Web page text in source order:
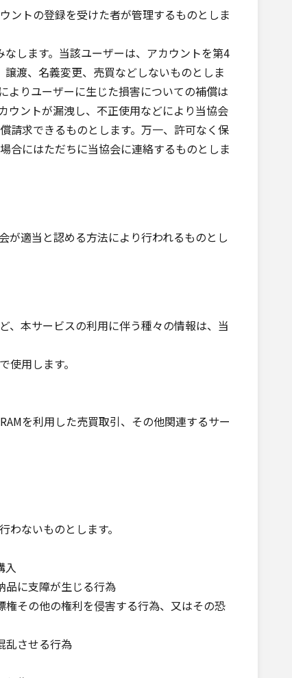
ントの登録を受けた者が管理するものとしま
します。当該ユーザーは、アカウントを第4
渡、名義変更、売買などしないものとしま
よりユーザーに生じた損害についての補償は
ウントが漏洩し、不正使用などにより当協会
請求できるものとします。万一、許可なく保
合にはただちに当協会に連絡するものとしま
適当と認める方法により行われるものとし
、本サービスの利用に伴う種々の情報は、当
用します。
を利用した売買取引、その他関連するサー
ないものとします。
入
品に支障が生じる行為
権その他の権利を侵害する行為、又はその恐
乱させる行為